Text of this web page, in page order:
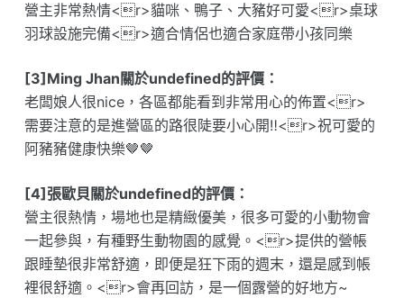
營主非常熱情<r>貓咪、鴨子、大豬好可愛<r>桌球
羽球設施完備<r>適合情侶也適合家庭帶小孩同樂
[3]Ming Jhan關於undefined的評價：
老闆娘人很nice，各區都能看到非常用心的佈置<r>
需要注意的是進營區的路很陡要小心開‼️<r>祝可愛的
阿豬豬健康快樂🤎🤎
[4]張歐貝關於undefined的評價：
營主很熱情，場地也是精緻優美，很多可愛的小動物會
一起參與，有種野生動物園的感覺。<r>提供的營帳
跟睡墊很非常舒適，即便是狂下雨的週末，還是感到帳
裡很舒適。<r>會再回訪，是一個露營的好地方~